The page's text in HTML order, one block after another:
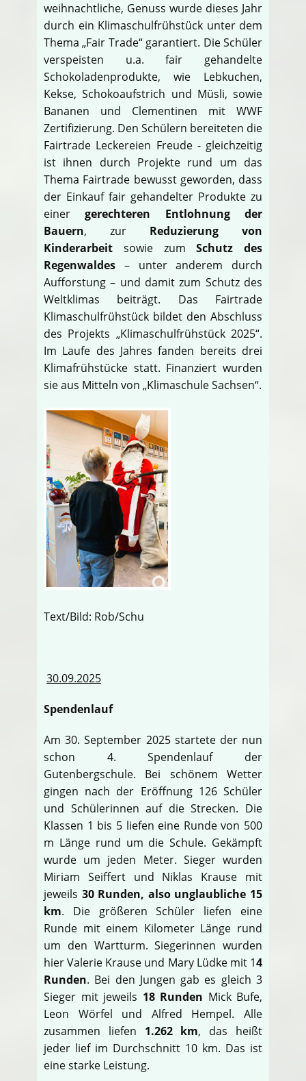
weihnachtliche, Genuss wurde dieses Jahr
durch ein Klimaschulfrühstück unter dem
Thema „Fair Trade“ garantiert. Die Schüler
verspeisten u.a. fair gehandelte
Schokoladenprodukte, wie Lebkuchen,
Kekse, Schokoaufstrich und Müsli, sowie
Bananen und Clementinen mit WWF
Zertifizierung. Den Schülern bereiteten die
Fairtrade Leckereien Freude - gleichzeitig
ist ihnen durch Projekte rund um das
Thema Fairtrade bewusst geworden, dass
der Einkauf fair gehandelter Produkte zu
einergerechteren Entlohnung der
Bauern, zur Reduzierung von
Kinderarbeit sowie zumSchutz des
Regenwaldes – unter anderem durch
Aufforstung – und damit zum Schutz des
Weltklimas beiträgt. Das Fairtrade
Klimaschulfrühstück bildet den Abschluss
des Projekts „Klimaschulfrühstück 2025“.
Im Laufe des Jahres fanden bereits drei
Klimafrühstücke statt. Finanziert wurden
sie aus Mitteln von „Klimaschule Sachsen“.
Text/Bild: Rob/Schu
30.09.2025
Spendenlauf
Am 30. September 2025 startete der nun
schon 4. Spendenlauf der
Gutenbergschule. Bei schönem Wetter
gingen nach der Eröffnung 126 Schüler
und Schülerinnen auf die Strecken. Die
Klassen 1 bis 5 liefen eine Runde von 500
m Länge rund um die Schule. Gekämpft
wurde um jeden Meter. Sieger wurden
Miriam Seiffert und Niklas Krause mit
jeweils 30 Runden, also unglaubliche 15
km. Die größeren Schüler liefen eine
Runde mit einem Kilometer Länge rund
um den Wartturm. Siegerinnen wurden
hier Valerie Krause und Mary Lüdke mit 14
Runden. Bei den Jungen gab es gleich 3
Sieger mit jeweils 18 Runden Mick Bufe,
Leon Wörfel und Alfred Hempel. Alle
zusammen liefen 1.262 km, das heißt
jeder lief im Durchschnitt 10 km. Das ist
eine starke Leistung.